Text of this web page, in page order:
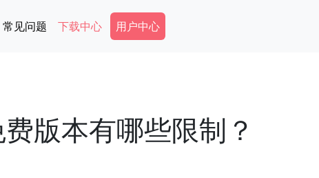
常见问题 下载中心 Secondary Menu
用户中心
版本有哪些限制？